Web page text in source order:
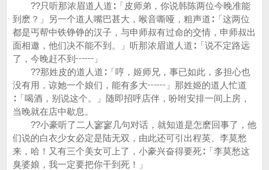
??只听那浓眉道人道∶「皮师弟，你说韩陈两位今晚准能
到麽？」另一个道人嘴巴甚大，喉音嘶哑，粗声道∶「这两位
都是丐帮中铁铮铮的汉子，与申师叔有过命的交情，申师叔出
面相邀，他们决不能不到。」听那浓眉道人道∶「说不定路远
了，今晚赶不到┅┅」
??那姓皮的道人道∶「哼，姬师兄，事已如此，多担心也
没有用，谅她一个娘们，能有多大┅┅」那姓姬的道人忙道
∶「喝酒，别说这个。」随即招呼店伴，吩咐安排一间上房，
当晚就在店中歇息。
??小豪听了二人寥寥几句对话，就知道是怎麽回事了，他
们说的白衣少女必定是陆无双，由此还可引出程英、李莫愁
来，哈！又有三个美女可上了，小豪兴奋得要死∶「李莫愁这
臭婆娘，我一定要把你干到死！」